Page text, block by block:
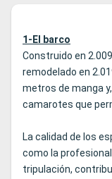
1-El barco
Construido en
remodelado en
metros de manga
camarotes que
La calidad de los
como la
tripulación,